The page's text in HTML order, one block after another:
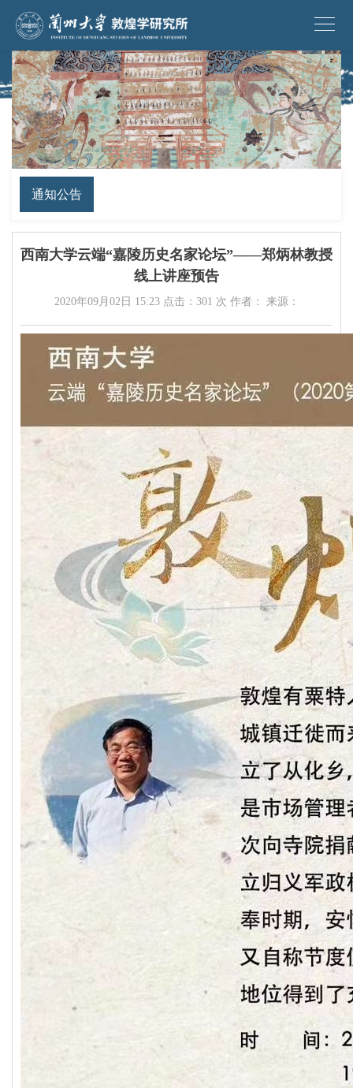
通知公告
西南大学云端“嘉陵历史名家论坛”——郑炳林教授
线上讲座预告
2020年09月02日 15:23 点击： 301 次 作者： 来源：